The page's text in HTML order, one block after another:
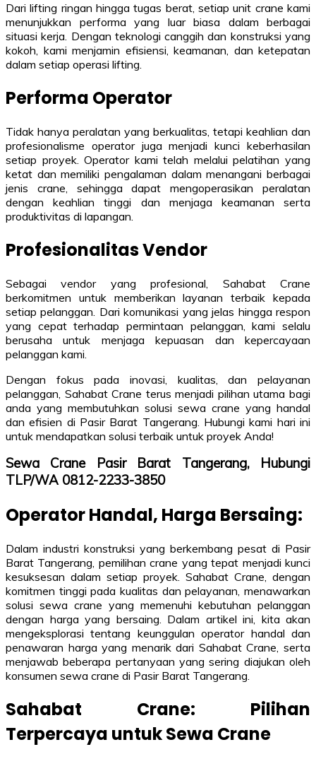
Dari lifting ringan hingga tugas berat, setiap unit crane kami
menunjukkan performa yang luar biasa dalam berbagai
situasi kerja. Dengan teknologi canggih dan konstruksi yang
kokoh, kami menjamin efisiensi, keamanan, dan ketepatan
dalam setiap operasi lifting.
Performa Operator
Tidak hanya peralatan yang berkualitas, tetapi keahlian dan
profesionalisme operator juga menjadi kunci keberhasilan
setiap proyek. Operator kami telah melalui pelatihan yang
ketat dan memiliki pengalaman dalam menangani berbagai
jenis crane, sehingga dapat mengoperasikan peralatan
dengan keahlian tinggi dan menjaga keamanan serta
produktivitas di lapangan.
Profesionalitas Vendor
Sebagai vendor yang profesional, Sahabat Crane
berkomitmen untuk memberikan layanan terbaik kepada
setiap pelanggan. Dari komunikasi yang jelas hingga respon
yang cepat terhadap permintaan pelanggan, kami selalu
berusaha untuk menjaga kepuasan dan kepercayaan
pelanggan kami.
Dengan fokus pada inovasi, kualitas, dan pelayanan
pelanggan, Sahabat Crane terus menjadi pilihan utama bagi
anda yang membutuhkan solusi sewa crane yang handal
dan efisien di Pasir Barat Tangerang. Hubungi kami hari ini
untuk mendapatkan solusi terbaik untuk proyek Anda!
Sewa Crane Pasir Barat Tangerang, Hubungi
TLP/WA 0812-2233-3850
Operator Handal, Harga Bersaing:
Dalam industri konstruksi yang berkembang pesat di Pasir
Barat Tangerang, pemilihan crane yang tepat menjadi kunci
kesuksesan dalam setiap proyek. Sahabat Crane, dengan
komitmen tinggi pada kualitas dan pelayanan, menawarkan
solusi sewa crane yang memenuhi kebutuhan pelanggan
dengan harga yang bersaing. Dalam artikel ini, kita akan
mengeksplorasi tentang keunggulan operator handal dan
penawaran harga yang menarik dari Sahabat Crane, serta
menjawab beberapa pertanyaan yang sering diajukan oleh
konsumen sewa crane di Pasir Barat Tangerang.
Sahabat Crane: Pilihan
Terpercaya untuk Sewa Crane